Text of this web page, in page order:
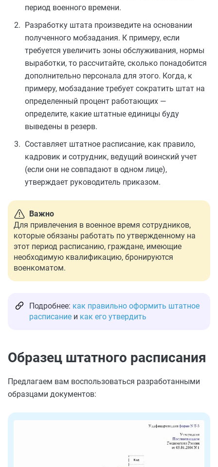
период военного времени.
Разработку штата произведите на основании
полученного мобзадания. К примеру, если
требуется увеличить зоны обслуживания, нормы
выработки, то рассчитайте, сколько понадобится
дополнительно персонала для этого. Когда, к
примеру, мобзадание требует сократить штат на
определенный процент работающих —
определите, какие штатные единицы буду
выведены в резерв.
Составляет штатное расписание, как правило,
кадровик и сотрудник, ведущий воинский учет
(если они не совпадают в одном лице),
утверждает руководитель приказом.
Важно
Для привлечения в военное время сотрудников,
которые обязаны работать по утвержденному на
этот период расписанию, граждане, имеющие
необходимую квалификацию, бронируются
военкоматом.
Подробнее: как правильно оформить штатное
расписание и как его утвердить
Образец штатного расписания
Предлагаем вам воспользоваться разработанными
образцами документов: